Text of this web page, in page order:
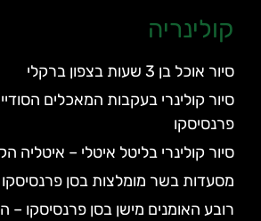
קולינריה
סיור אוכל בן 3 שעות בצפון ברקלי
סיור קולינרי בעקבות המאכלים
פרנסיסקו
סיור קולינרי בליטל איטלי – איטליה
מסעדות בשר מומלצות בסן פרנסיסקו
רובע האומנים מישן בסן פרנסיסקו –